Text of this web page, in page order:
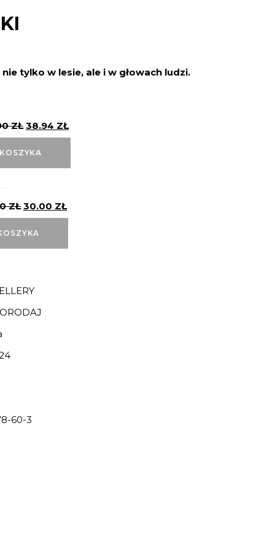
tylko w lesie, ale i w głowach ludzi.
ZŁ 38.94 ZŁ
ZŁ 30.00 ZŁ
60-3